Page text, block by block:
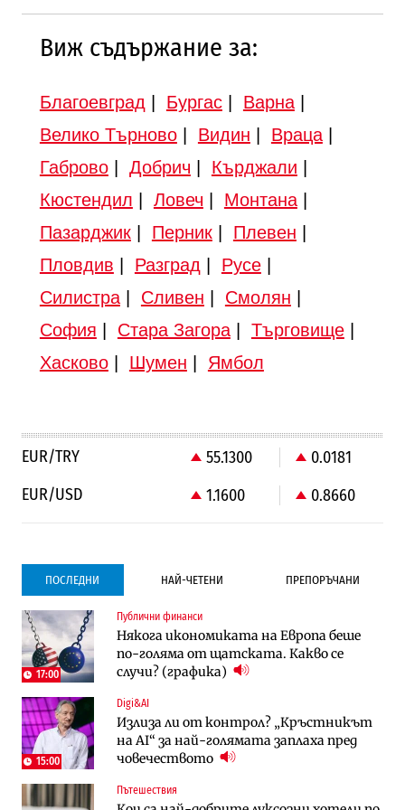
Виж съдържание за:
Благоевград | Бургас| Варна|
Велико Търново| Видин | Враца|
Габрово| Добрич | Кърджали |
Кюстендил | Ловеч | Монтана|
Пазарджик| Перник| Плевен |
Пловдив | Разград | Русе|
Силистра| Сливен | Смолян |
София | Стара Загора| Търговище|
Хасково| Шумен | Ямбол
EUR/TRY 55.1300
0.0181
EUR/USD
1.1600 0.8660
ПОСЛЕДНИ НАЙ-ЧЕТЕНИ ПРЕПОРЪЧАНИ
17:00
Публични финанси
Някога икономиката на Европа беше
по-голяма от щатската. Какво се
случи? (графика)
15:00
Digi&AI
Излиза ли от контрол? „Кръстникът
на AI“ за най-голямата заплаха пред
човечеството
Пътешествия
Градоустройство
Столична община избра изпълнител за
преместването на трамвайното
трасе по бул. „Скобелев“
Компании
Vivacom предлага над 150 устройства с
90% отстъпка през август
Компании
Компании
Vivacom предлага над 150 устройства с
90% отстъпка през август
Градоустройство
Столична община избра изпълнител за
преместването на трамвайното
трасе по бул. „Скобелев“
Енергетика